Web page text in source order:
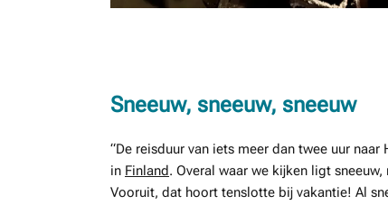
Sneeuw, sneeuw, sneeuw
“De reisduur van iets meer dan twee uur
in Finland. Overal waar we kijken ligt
Vooruit, dat hoort tenslotte bij vakantie! Al